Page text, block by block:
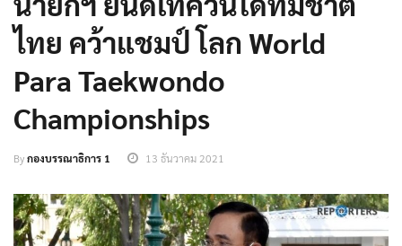
ไทย คว้าแชมป์ โลก World
Para Taekwondo
Championships
Byกองบรรณาธิการ 1 13 ธันวาคม 2021